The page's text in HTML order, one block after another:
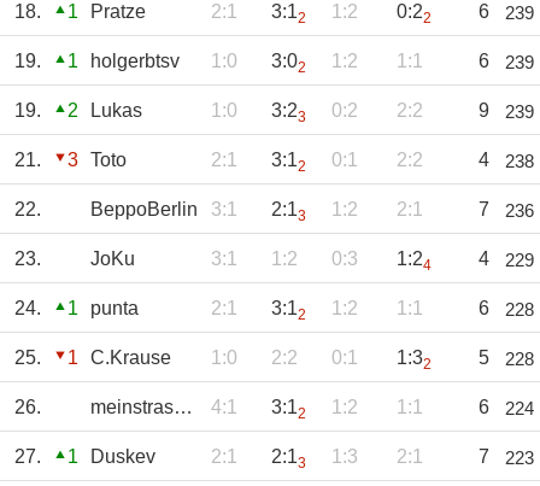
18. 1 Pratze 2:1 3:12 1:2 0:22 6 239
19. 1 holgerbtsv 1:0 3:02 1:2 1:1 6 239
19. 2 Lukas 1:0 3:23 0:2 2:2 9 239
21. 3 Toto 2:1 3:12 0:1 2:2 4 238
22. BeppoBerlin 3:1 2:13 1:2 2:1 7 236
23. JoKu 3:1 1:2 0:3 1:24 4 229
24. 1 punta 2:1 3:12 1:2 1:1 6 228
25. 1 C.Krause 1:0 2:2 0:1 1:32 5 228
26. meinstrasse58 4:1 3:12 1:2 1:1 6 224
27. 1 Duskev 2:1 2:13 1:3 2:1 7 223